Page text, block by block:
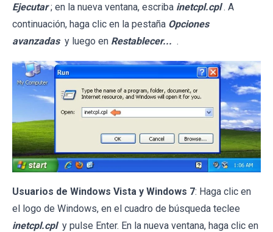
Ejecutar ; en la nueva ventana, escriba inetcpl.cpl . A
continuación, haga clic en la pestaña Opciones
avanzadas y luego en Restablecer... .
Usuarios de Windows Vista y Windows 7: Haga clic en
el logo de Windows, en el cuadro de búsqueda teclee
inetcpl.cpl y pulse Enter. En la nueva ventana, haga clic en